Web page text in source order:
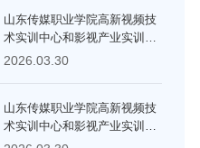
山东传媒职业学院高新视频技
术实训中心和影视产业实训中
心项目、山东传媒职业学院2#
2026.03.30
山东传媒职业学院高新视频技
术实训中心和影视产业实训中
心项目、山东传媒职业学院2#